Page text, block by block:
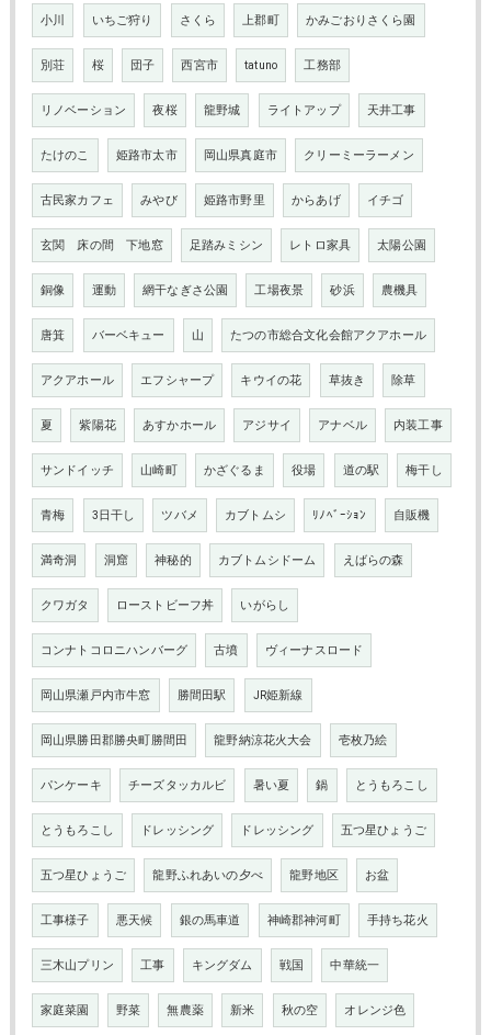
小川 いちご狩り さくら 上郡町 かみごおりさくら園
別荘 桜 団子 西宮市 tatuno 工務部
リノベーション 夜桜 龍野城 ライトアップ 天井工事
たけのこ 姫路市太市 岡山県真庭市 クリーミーラーメン
古民家カフェ みやび 姫路市野里 からあげ イチゴ
玄関 床の間 下地窓 足踏みミシン レトロ家具 太陽公園
銅像 運動 網干なぎさ公園 工場夜景 砂浜 農機具
唐箕 バーベキュー 山 たつの市総合文化会館アクアホール
アクアホール エフシャープ キウイの花 草抜き 除草
夏 紫陽花 あすかホール アジサイ アナベル 内装工事
サンドイッチ 山崎町 かざぐるま 役場 道の駅 梅干し
青梅 3日干し ツバメ カブトムシ ﾘﾉﾍﾞｰｼｮﾝ 自販機
満奇洞 洞窟 神秘的 カブトムシドーム えばらの森
クワガタ ローストビーフ丼 いがらし
コンナトコロニハンバーグ 古墳 ヴィーナスロード
岡山県瀬戸内市牛窓 勝間田駅 JR姫新線
岡山県勝田郡勝央町勝間田 龍野納涼花火大会 壱枚乃絵
パンケーキ チーズタッカルビ 暑い夏 鍋 とうもろこし
とうもろこし ドレッシング ドレッシング 五つ星ひょうご
五つ星ひょうご 龍野ふれあいの夕べ 龍野地区 お盆
工事様子 悪天候 銀の馬車道 神崎郡神河町 手持ち花火
三木山プリン 工事 キングダム 戦国 中華統一
家庭菜園 野菜 無農薬 新米 秋の空 オレンジ色